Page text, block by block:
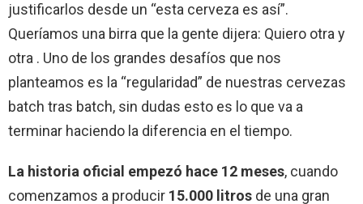
justificarlos desde un “esta cerveza es así”.
Queríamos una birra que la gente dijera: Quiero otra y
otra . Uno de los grandes desafíos que nos
planteamos es la “regularidad” de nuestras cervezas
batch tras batch, sin dudas esto es lo que va a
terminar haciendo la diferencia en el tiempo.
La historia oficial empezó hace 12 meses, cuando
comenzamos a producir 15.000 litros de una gran